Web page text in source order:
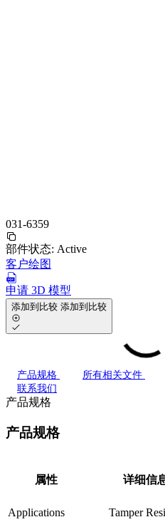
031-6359
部件状态: Active
客户绘图
申请 3D 模型
添加到比较 添加到比较
产品规格 所有相关文件
联系我们
产品规格
产品规格
属性 详细信
Applications
Tamper